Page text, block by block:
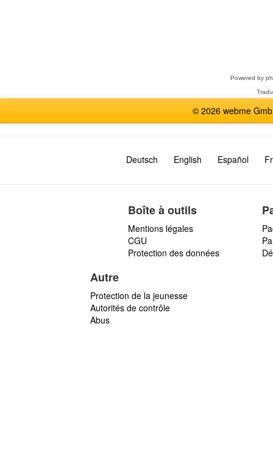
Powered by
© 2026 webme
Deutsch English Español
Boîte à outils
Mentions légales
CGU
Protection des données
Autre
Protection de la jeunesse
Autorités de contrôle
Abus